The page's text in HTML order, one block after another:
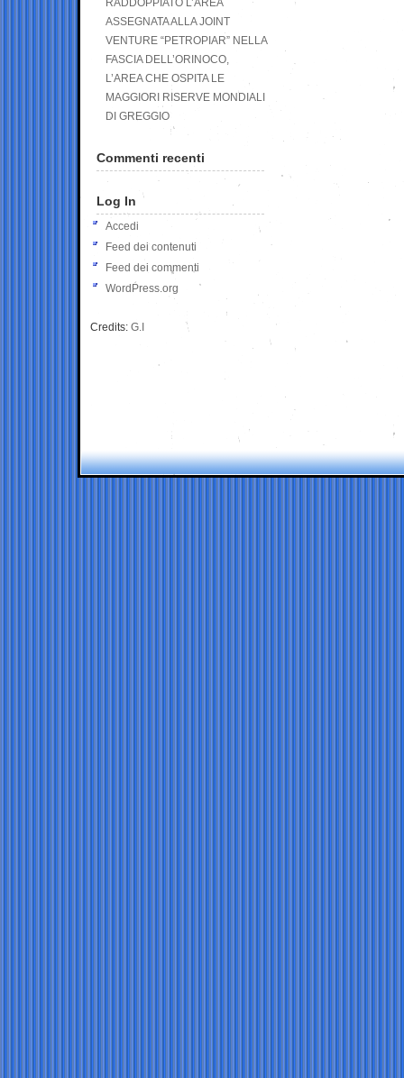
RADDOPPIATO L’AREA
ASSEGNATA ALLA JOINT
VENTURE “PETROPIAR” NELLA
FASCIA DELL’ORINOCO,
L’AREA CHE OSPITA LE
MAGGIORI RISERVE MONDIALI
DI GREGGIO
Commenti recenti
Log In
Accedi
Feed dei contenuti
Feed dei commenti
WordPress.org
Credits: G.I